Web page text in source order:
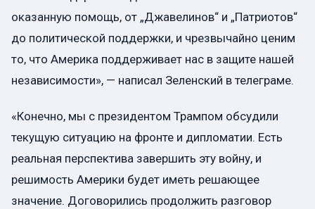
оказанную помощь, от „Джавелинов“ и „Патриотов“
до политической поддержки, и чрезвычайно ценим
то, что Америка поддерживает нас в защите нашей
независимости», — написал Зеленский в телеграме.
«Конечно, мы с президентом Трампом обсудили
текущую ситуацию на фронте и дипломатии. Есть
реальная перспектива завершить эту войну, и
решимость Америки будет иметь решающее
значение. Договорились продолжить разговор